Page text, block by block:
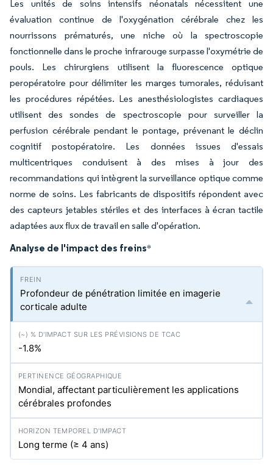
Les unités de soins intensifs néonatals nécessitent une
évaluation continue de l'oxygénation cérébrale chez les
nourrissons prématurés, une niche où la spectroscopie
fonctionnelle dans le proche infrarouge surpasse l'oxymétrie de
pouls. Les chirurgiens utilisent la fluorescence optique
peropératoire pour délimiter les marges tumorales, réduisant
les procédures répétées. Les anesthésiologistes cardiaques
utilisent des sondes de spectroscopie pour surveiller la
perfusion cérébrale pendant le pontage, prévenant le déclin
cognitif postopératoire. Les données issues d'essais
multicentriques conduisent à des mises à jour des
recommandations qui intègrent la surveillance optique comme
norme de soins. Les fabricants de dispositifs répondent avec
des capteurs jetables stériles et des interfaces à écran tactile
adaptées aux flux de travail en salle d'opération.
Analyse de l'impact des freins*
Profondeur de pénétration limitée en imagerie
corticale adulte
-1.8%
Mondial, affectant particulièrement les applications
cérébrales profondes
Long terme (≥ 4 ans)